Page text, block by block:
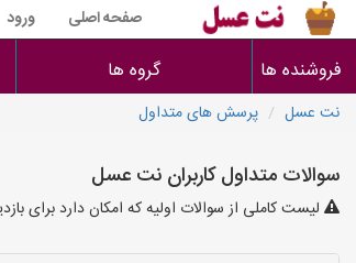
صفحه اصلی ورود
فروشنده ها گروه ها
نت عسل پرسش های متداول
سوالات متداول کاربران نت عسل
لیست کاملی از سوالات اولیه که امکان دارد برای